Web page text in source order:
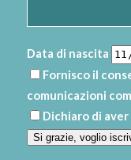
Data di nascita
Fornisco il
comunicazioni
Dichiaro di
Si grazie, voglio